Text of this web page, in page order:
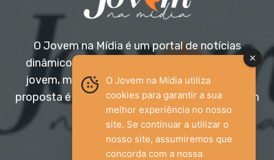
O Jovem na Mídia é um portal de notícias
dinâmico e acessível, voltado para o público
jovem, mas aberto a todas as idades. Nossa
proposta é trazer informação relevante com um
olhar diferenciado.
Entre em contato:
jovemnamidia2017@gmail.com
O Jovem na Mídia utiliza
cookies para garantir a sua
melhor experiência no nosso
site. Se continuar a utilizar o
nosso site, assumiremos que
concorda com a nossa